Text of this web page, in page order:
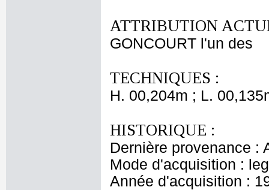
ATTRIBUTION
GONCOURT l'un des
TECHNIQUES :
H. 00,204m ; L.
HISTORIQUE :
Dernière provenance :
Mode d'acquisition :
Année d'acquisition :